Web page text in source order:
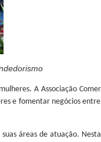
A Associação
e fomentar negócios
áreas de atuação.